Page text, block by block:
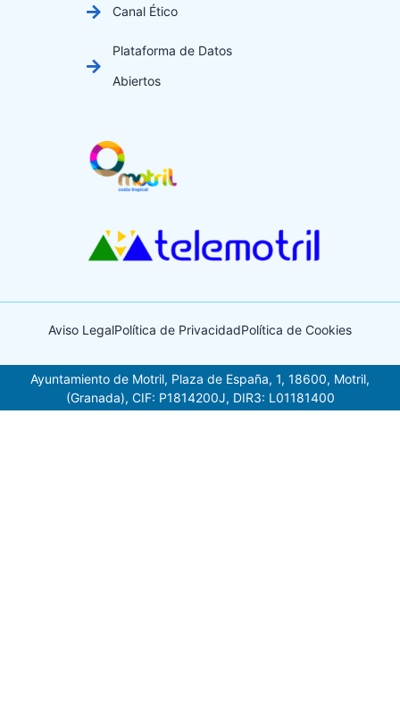
Canal Ético
Plataforma de Datos
Abiertos
Aviso LegalPolítica de PrivacidadPolítica de Cookies
Ayuntamiento de Motril, Plaza de España, 1, 18600, Motril,
(Granada), CIF: P1814200J, DIR3: L01181400